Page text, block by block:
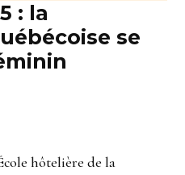
: la
se
hôtelière de la